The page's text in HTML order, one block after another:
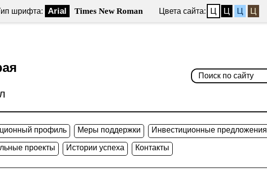
шрифта: Arial Times New Roman Цвета сайта: Ц Ц Ц Ц
профиль Меры поддержки Инвестиционные предложения
проекты Истории успеха Контакты